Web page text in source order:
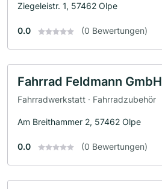
Ziegeleistr. 1, 57462 Olpe
0.0 (0 Bewertungen)
Fahrrad Feldmann GmbH
Fahrradwerkstatt · Fahrradzubehör
Am Breithammer 2, 57462 Olpe
0.0 (0 Bewertungen)